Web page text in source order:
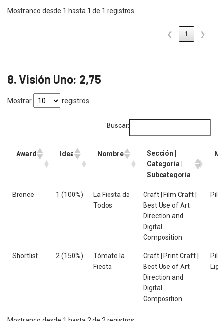
Mostrando desde 1 hasta 1 de 1 registros
❮ 1 ❯
8. Visión Uno: 2,75
Mostrar registros
Buscar:
Award Idea Nombre
Sección |
Categoría |
Subcategoría
Bronce 1 (100%)
La Fiesta de
Todos
Craft | Film Craft |
Best Use of Art
Direction and
Digital
Composition
Shortlist 2 (150%)
Tómate la
Fiesta
Craft | Print Craft |
Best Use of Art
Direction and
Digital
Composition